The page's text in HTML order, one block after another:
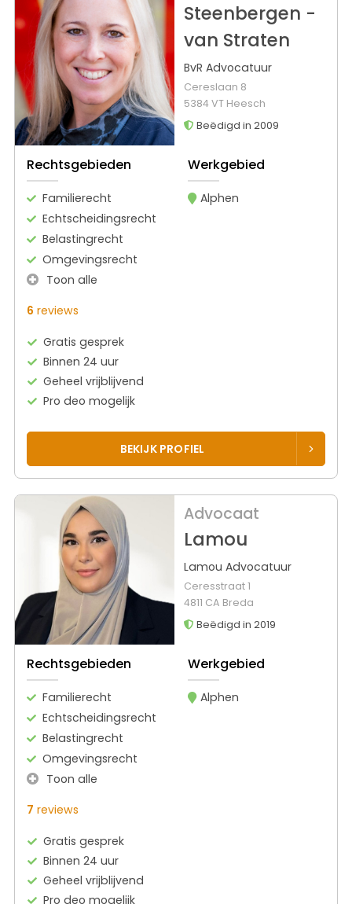
Steenbergen -
van Straten
BvR Advocatuur
Cereslaan 8
5384 VT Heesch
Beëdigd in 2009
Rechtsgebieden
Familierecht
Echtscheidingsrecht
Belastingrecht
Omgevingsrecht
Toon alle
Werkgebied
Alphen
6 reviews
Gratis gesprek
Binnen 24 uur
Geheel vrijblijvend
Pro deo mogelijk
BEKIJK PROFIEL
Advocaat
Lamou
Lamou Advocatuur
Ceresstraat 1
4811 CA Breda
Beëdigd in 2019
Rechtsgebieden
Familierecht
Echtscheidingsrecht
Belastingrecht
Omgevingsrecht
Toon alle
Werkgebied
Alphen
7 reviews
Gratis gesprek
Binnen 24 uur
Geheel vrijblijvend
Pro deo mogelijk